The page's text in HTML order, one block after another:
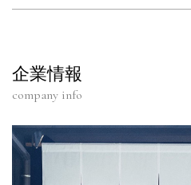
企業情報
company info